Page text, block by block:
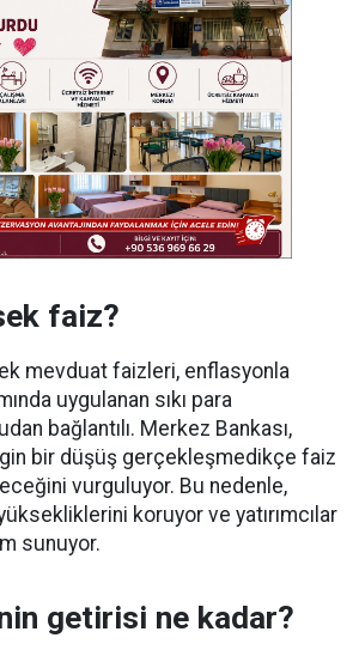
faiz?
mevduat faizleri, enflasyonla
uygulanan sıkı para
bağlantılı. Merkez Bankası,
bir düşüş gerçekleşmedikçe faiz
vurguluyor. Bu nedenle,
koruyor ve yatırımcılar
sunuyor.
getirisi ne kadar?